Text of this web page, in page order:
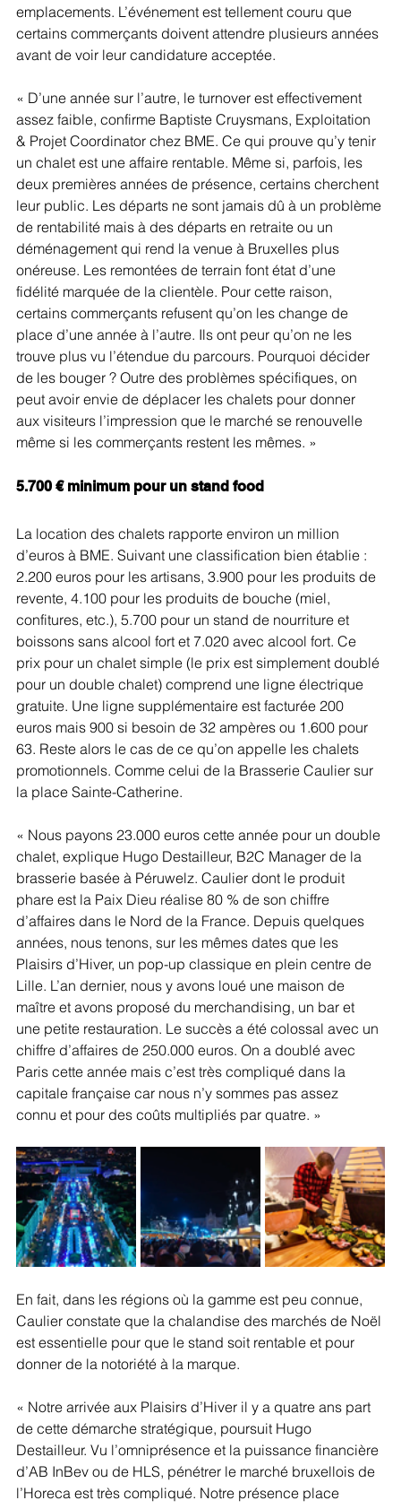
emplacements. L’événement est tellement couru que
certains commerçants doivent attendre plusieurs années
avant de voir leur candidature acceptée.
« D’une année sur l’autre, le turnover est effectivement
assez faible, confirme Baptiste Cruysmans, Exploitation
& Projet Coordinator chez BME. Ce qui prouve qu’y tenir
un chalet est une affaire rentable. Même si, parfois, les
deux premières années de présence, certains cherchent
leur public. Les départs ne sont jamais dû à un problème
de rentabilité mais à des départs en retraite ou un
déménagement qui rend la venue à Bruxelles plus
onéreuse. Les remontées de terrain font état d’une
fidélité marquée de la clientèle. Pour cette raison,
certains commerçants refusent qu’on les change de
place d’une année à l’autre. Ils ont peur qu’on ne les
trouve plus vu l’étendue du parcours. Pourquoi décider
de les bouger ? Outre des problèmes spécifiques, on
peut avoir envie de déplacer les chalets pour donner
aux visiteurs l’impression que le marché se renouvelle
même si les commerçants restent les mêmes. »
5.700 € minimum pour un stand food
La location des chalets rapporte environ un million
d’euros à BME. Suivant une classification bien établie :
2.200 euros pour les artisans, 3.900 pour les produits de
revente, 4.100 pour les produits de bouche (miel,
confitures, etc.), 5.700 pour un stand de nourriture et
boissons sans alcool fort et 7.020 avec alcool fort. Ce
prix pour un chalet simple (le prix est simplement doublé
pour un double chalet) comprend une ligne électrique
gratuite. Une ligne supplémentaire est facturée 200
euros mais 900 si besoin de 32 ampères ou 1.600 pour
63. Reste alors le cas de ce qu’on appelle les chalets
promotionnels. Comme celui de la Brasserie Caulier sur
la place Sainte-Catherine.
« Nous payons 23.000 euros cette année pour un double
chalet, explique Hugo Destailleur, B2C Manager de la
brasserie basée à Péruwelz. Caulier dont le produit
phare est la Paix Dieu réalise 80 % de son chiffre
d’affaires dans le Nord de la France. Depuis quelques
années, nous tenons, sur les mêmes dates que les
Plaisirs d’Hiver, un pop-up classique en plein centre de
Lille. L’an dernier, nous y avons loué une maison de
maître et avons proposé du merchandising, un bar et
une petite restauration. Le succès a été colossal avec un
chiffre d’affaires de 250.000 euros. On a doublé avec
Paris cette année mais c’est très compliqué dans la
capitale française car nous n’y sommes pas assez
connu et pour des coûts multipliés par quatre. »
En fait, dans les régions où la gamme est peu connue,
Caulier constate que la chalandise des marchés de Noël
est essentielle pour que le stand soit rentable et pour
donner de la notoriété à la marque.
« Notre arrivée aux Plaisirs d’Hiver il y a quatre ans part
de cette démarche stratégique, poursuit Hugo
Destailleur. Vu l’omniprésence et la puissance financière
d’AB InBev ou de HLS, pénétrer le marché bruxellois de
l’Horeca est très compliqué. Notre présence place